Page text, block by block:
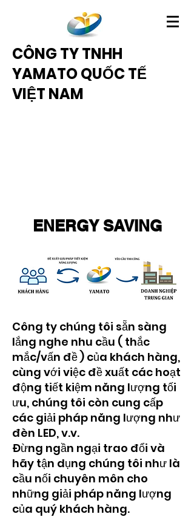
CÔNG TY TNHH
YAMATO QUỐC TẾ
VIỆT NAM
ENERGY SAVING
Công ty chúng tôi sẵn sàng
lắng nghe nhu cầu ( thắc
mắc/vấn đề ) của khách hàng,
cùng với việc đề xuất các hoạt
động tiết kiệm năng lượng tối
ưu, chúng tôi còn cung cấp
các giải pháp năng lượng như
đèn LED, v.v.
Đừng ngần ngại trao đổi và
hãy tận dụng chúng tôi như là
cầu nối chuyên môn cho
những giải pháp năng lượng
của quý khách hàng.